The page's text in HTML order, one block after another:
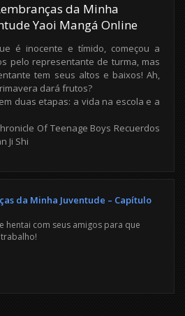
da Minha
Yaoi Mangá Online
é inocente e tímido, começou a
pelo representante de turma, mas
tem seus altos e baixos! Ah,
dará frutos?
duas etapas: a vida na escola e a
Of Teenage Boys Recuerdos
Ji Shi
da Minha Juventude – Capítulo
hentai com seus amigos para que